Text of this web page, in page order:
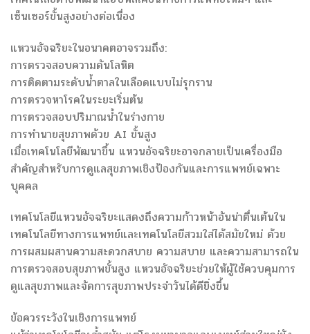
เซ็นเซอร์ขั้นสูงอย่างต่อเนื่อง
แหวนอัจฉริยะในอนาคตอาจรวมถึง:
การตรวจสอบความดันโลหิต
การติดตามระดับน้ำตาลในเลือดแบบไม่รุกราน
การตรวจหาโรคในระยะเริ่มต้น
การตรวจสอบปริมาณน้ำในร่างกาย
การทำนายสุขภาพด้วย AI ขั้นสูง
เมื่อเทคโนโลยีพัฒนาขึ้น แหวนอัจฉริยะอาจกลายเป็นเครื่องมือ
สำคัญสำหรับการดูแลสุขภาพเชิงป้องกันและการแพทย์เฉพาะ
บุคคล
เทคโนโลยีแหวนอัจฉริยะแสดงถึงความก้าวหน้าอันน่าตื่นเต้นใน
เทคโนโลยีทางการแพทย์และเทคโนโลยีสวมใส่ได้สมัยใหม่ ด้วย
การผสมผสานความสะดวกสบาย ความสบาย และความสามารถใน
การตรวจสอบสุขภาพขั้นสูง แหวนอัจฉริยะช่วยให้ผู้ใช้ควบคุมการ
ดูแลสุขภาพและจัดการสุขภาพประจำวันได้ดียิ่งขึ้น
ข้อควรระวังในเชิงการแพทย์